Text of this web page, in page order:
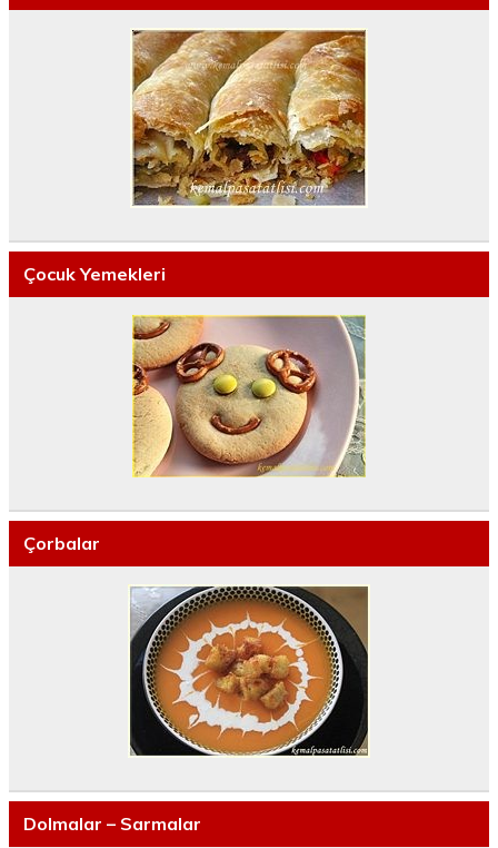
Çocuk Yemekleri
Çorbalar
Dolmalar – Sarmalar